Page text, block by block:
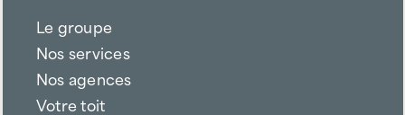
Le groupe
Nos services
Nos agences
Votre toit